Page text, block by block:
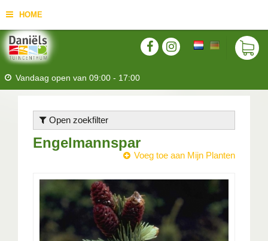
HOME
Vandaag open van 09:00 - 17:00
Open zoekfilter
Engelmannspar
Voeg toe aan Mijn Planten